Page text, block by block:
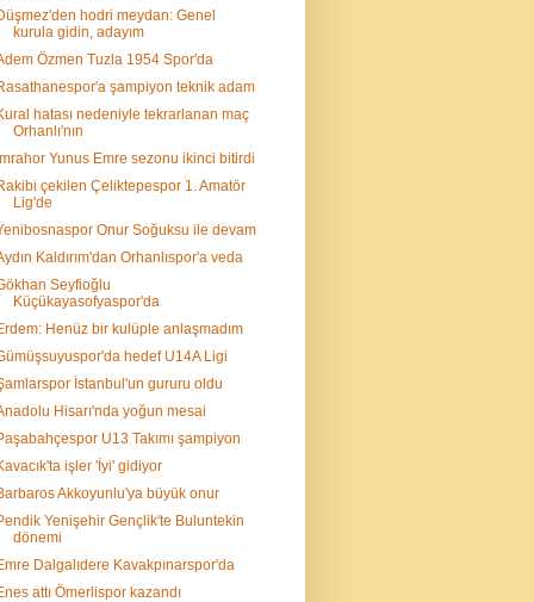
hodri meydan: Genel
kurula gidin, adayım
Özmen Tuzla 1954 Spor'da
şampiyon teknik adam
hatası nedeniyle tekrarlanan maç
Orhanlı'nın
Yunus Emre sezonu ikinci bitirdi
çekilen Çeliktepespor 1. Amatör
Lig'de
Onur Soğuksu ile devam
Kaldırım'dan Orhanlıspor'a veda
Seyfioğlu
Küçükayasofyaspor'da
Henüz bir kulüple anlaşmadım
hedef U14A Ligi
İstanbul'un gururu oldu
Hisarı'nda yoğun mesai
U13 Takımı şampiyon
işler 'İyi' gidiyor
Akkoyunlu'ya büyük onur
Yenişehir Gençlik'te Buluntekin
dönemi
Dalgalıdere Kavakpınarspor'da
attı Ömerlispor kazandı